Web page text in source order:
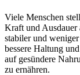
Viele Menschen
Kraft und Ausdauer
stabiler und
bessere Haltung
auf gesündere
zu ernähren.